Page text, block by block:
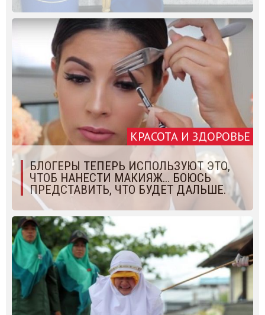
КРАСОТА И ЗДОРОВЬЕ
БЛОГЕРЫ ТЕПЕРЬ ИСПОЛЬЗУЮТ ЭТО,
ЧТОБ НАНЕСТИ МАКИЯЖ… БОЮСЬ
ПРЕДСТАВИТЬ, ЧТО БУДЕТ ДАЛЬШЕ.